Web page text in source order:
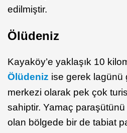
edilmiştir.
Ölüdeniz
Kayaköy’e yaklaşık 10
Ölüdeniz ise gerek lagünü
merkezi olarak pek çok
sahiptir. Yamaç
olan bölgede bir de tabiat